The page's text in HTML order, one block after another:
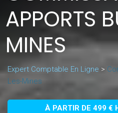
APPORTS
MINES
Expert Comptable En Ligne >
Les-Mines
À PARTIR DE 499 €